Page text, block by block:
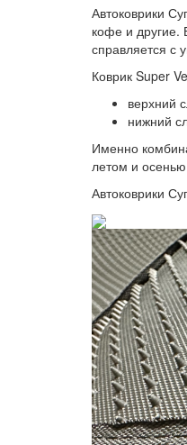
Автоковрики
кофе и другие.
справляется с
Коврик Super
верхний
нижний
Именно
летом и
Автоковрики